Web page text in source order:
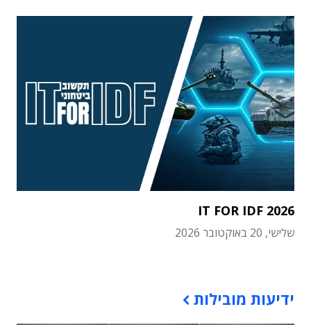
IT FOR IDF 2026
שלישי, 20 באוקטובר 2026
ידיעות מובילות